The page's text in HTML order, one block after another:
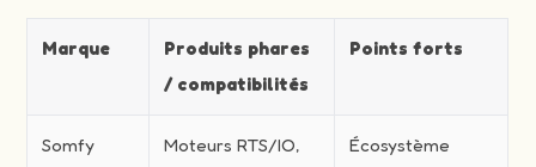
Marque
Produits phares
/ compatibilités
Points forts
Somfy
Moteurs RTS/IO,
Écosystème